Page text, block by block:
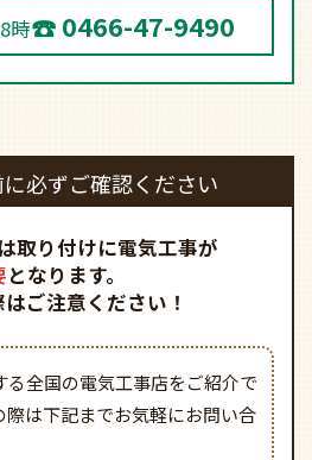
時
0466-47-9490
必ずご確認ください
取り付けに電気工事が
となります。
ご注意ください！
る全国の電気工事店をご紹介で
際は下記までお気軽にお問い合